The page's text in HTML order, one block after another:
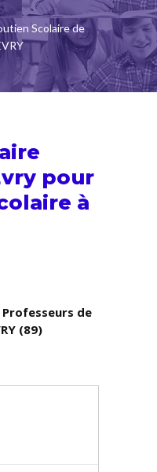
Scolaire de
pour
à
Professeurs de
(89)